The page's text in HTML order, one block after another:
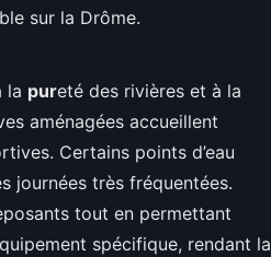
sur la Drôme.
la pureté des rivières et à la
aménagées accueillent
Certains points d’eau
journées très fréquentées.
tout en permettant
spécifique, rendant la